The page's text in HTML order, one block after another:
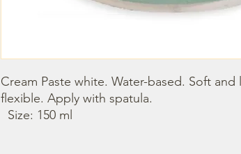
Cream Paste white. Water-based. Soft
flexible. Apply with spatula.
  Size: 150 ml